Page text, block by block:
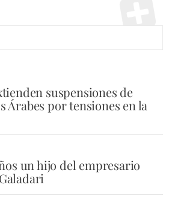
suspensiones de
Árabes por tensiones en la
un hijo del empresario